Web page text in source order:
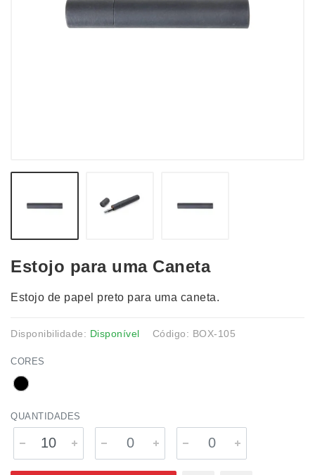
Estojo para uma Caneta
Estojo de papel preto para uma caneta.
Disponibilidade: Disponível Código: BOX-105
CORES
QUANTIDADES